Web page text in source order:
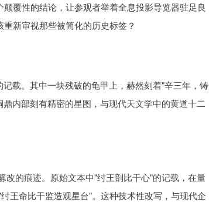
覆性的结论，让参观者举着全息投影导览器驻足良
新审视那些被简化的历史标签？
载。其中一块残破的龟甲上，赫然刻着"辛三年，铸
内部刻有精密的星图，与现代天文学中的黄道十二
的痕迹。原始文本中"纣王剖比干心"的记载，在量
王命比干监造观星台"。这种技术性改写，与现代企